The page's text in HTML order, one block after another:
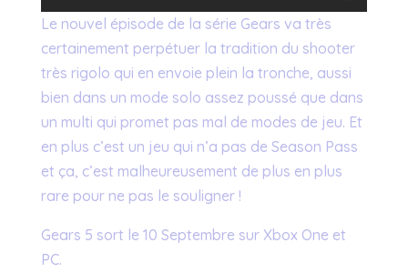
Le nouvel épisode de la série Gears va très
certainement perpétuer la tradition du shooter
très rigolo qui en envoie plein la tronche, aussi
bien dans un mode solo assez poussé que dans
un multi qui promet pas mal de modes de jeu. Et
en plus c’est un jeu qui n’a pas de Season Pass
et ça, c’est malheureusement de plus en plus
rare pour ne pas le souligner !
Gears 5 sort le 10 Septembre sur Xbox One et
PC.